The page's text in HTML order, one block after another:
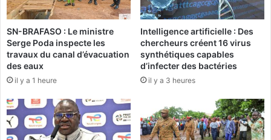
i
d
a
t
u
r
e
r
e
t
n
e
m
é
d
a
i
l
e
d
SN-BRAFASO : Le ministre
Serge Poda inspecte les
travaux du canal d’évacuation
des eaux
il y a 1 heure
Intelligence artificielle : Des
chercheurs créent 16 virus
synthétiques capables
d’infecter des bactéries
il y a 3 heures